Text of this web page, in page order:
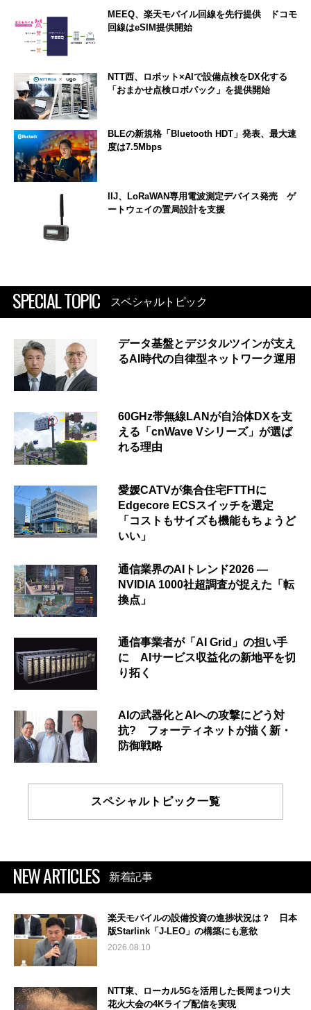
MEEQ、楽天モバイル回線を先行提供 ドコモ
回線はeSIM提供開始
NTT西、ロボット×AIで設備点検をDX化する
「おまかせ点検ロボパック」を提供開始
BLEの新規格「Bluetooth HDT」発表、最大速
度は7.5Mbps
IIJ、LoRaWAN専用電波測定デバイス発売 ゲ
ートウェイの置局設計を支援
SPECIAL TOPIC スペシャルトピック
データ基盤とデジタルツインが支え
るAI時代の自律型ネットワーク運用
60GHz帯無線LANが自治体DXを支
える「cnWave Vシリーズ」が選ば
れる理由
愛媛CATVが集合住宅FTTHに
Edgecore ECSスイッチを選定
「コストもサイズも機能もちょうど
いい」
通信業界のAIトレンド2026 ―
NVIDIA 1000社超調査が捉えた「転
換点」
通信事業者が「AI Grid」の担い手
に AIサービス収益化の新地平を切
り拓く
AIの武器化とAIへの攻撃にどう対
抗? フォーティネットが描く新・
防御戦略
スペシャルトピック一覧
NEW ARTICLES 新着記事
楽天モバイルの設備投資の進捗状況は？ 日本
版Starlink「J-LEO」の構築にも意欲
2026.08.10
NTT東、ローカル5Gを活用した長岡まつり大
花火大会の4Kライブ配信を実現